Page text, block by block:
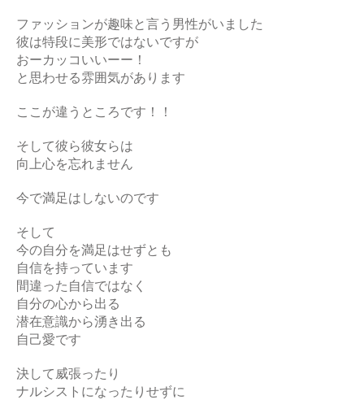
ファッションが趣味と言う男性がいました
彼は特段に美形ではないですが
おーカッコいいーー！
と思わせる雰囲気があります
ここが違うところです！！
そして彼ら彼女らは
向上心を忘れません
今で満足はしないのです
そして
今の自分を満足はせずとも
自信を持っています
間違った自信ではなく
自分の心から出る
潜在意識から湧き出る
自己愛です
決して威張ったり
ナルシストになったりせずに